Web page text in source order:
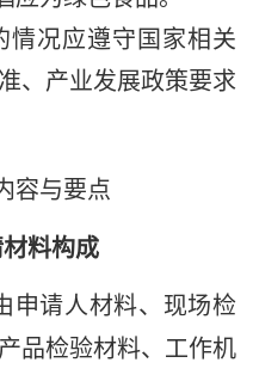
情况应遵守国家相关
、产业发展政策要求
容与要点
料构成
申请人材料、现场检
品检验材料、工作机